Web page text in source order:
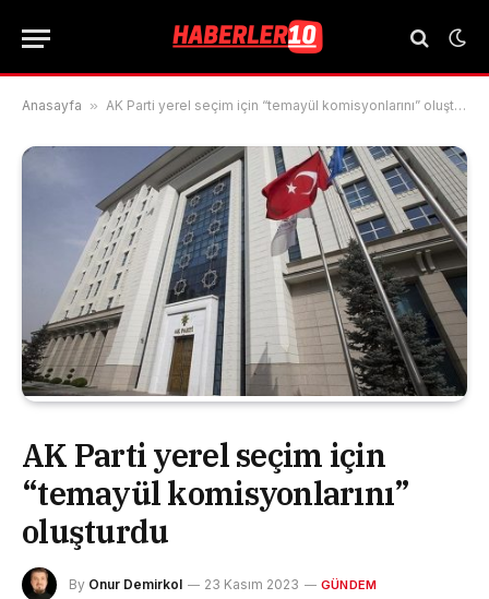
Anasayfa » AK Parti yerel seçim için “temayül komisyonlarını” oluşturdu
AK Parti yerel seçim için
“temayül komisyonlarını”
oluşturdu
By Onur Demirkol 23 Kasım 2023 GÜNDEM